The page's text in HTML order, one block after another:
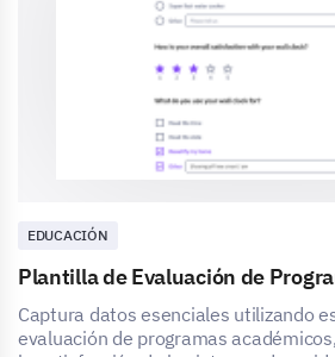
EDUCACIÓN
Plantilla de Evaluación de
Captura datos esenciales utilizando
evaluación de programas